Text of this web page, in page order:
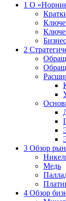
1 О
2
3 Обзор
Медь
4 Обзор